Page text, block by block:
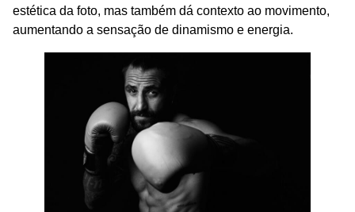
estética da foto, mas também dá contexto ao movimento,
aumentando a sensação de dinamismo e energia.